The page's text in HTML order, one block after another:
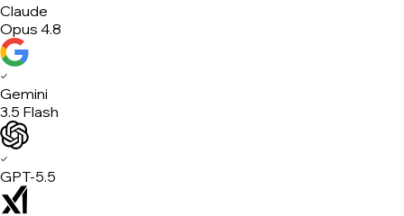
Claude
Opus 4.8
✓
Gemini
3.5 Flash
✓
GPT-5.5